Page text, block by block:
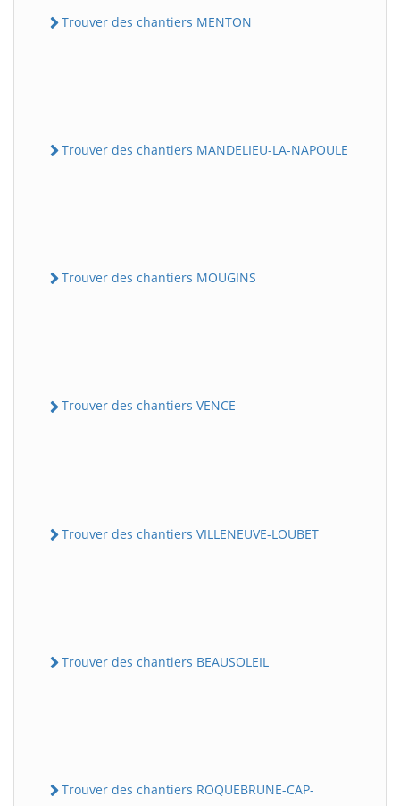
Trouver des chantiers MENTON
Trouver des chantiers MANDELIEU-LA-NAPOULE
Trouver des chantiers MOUGINS
Trouver des chantiers VENCE
Trouver des chantiers VILLENEUVE-LOUBET
Trouver des chantiers BEAUSOLEIL
Trouver des chantiers ROQUEBRUNE-CAP-